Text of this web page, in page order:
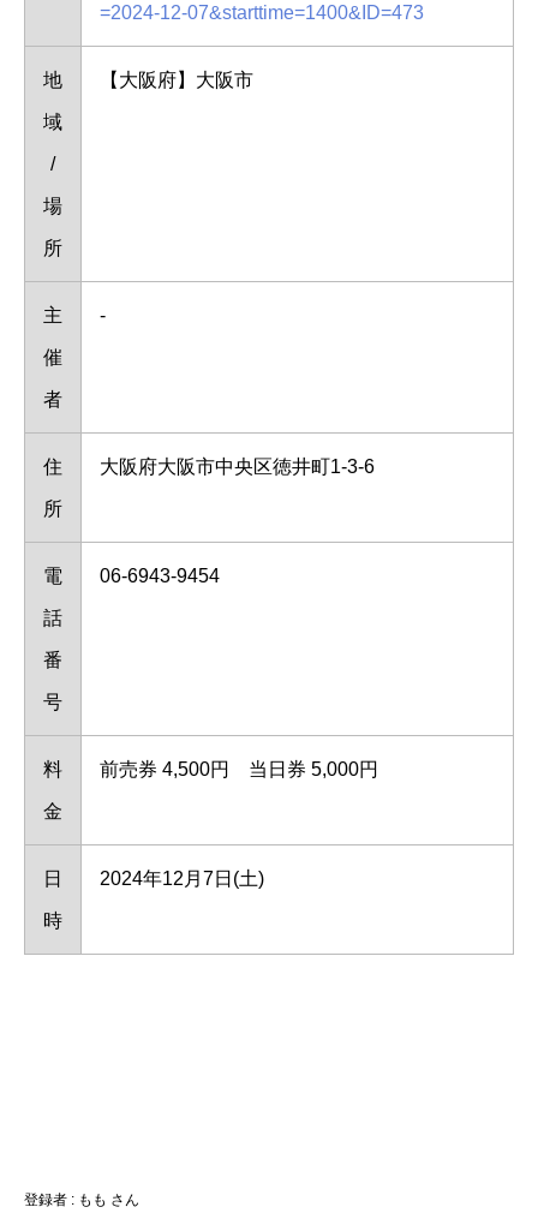
=2024-12-07&starttime=1400&ID=473
地
域
/
場
所
【大阪府】大阪市
主
催
者
-
住
所
大阪府大阪市中央区徳井町1-3-6
電
話
番
号
06-6943-9454
料
金
前売券 4,500円 当日券 5,000円
日
時
2024年12月7日(土)
登録者 : もも さん